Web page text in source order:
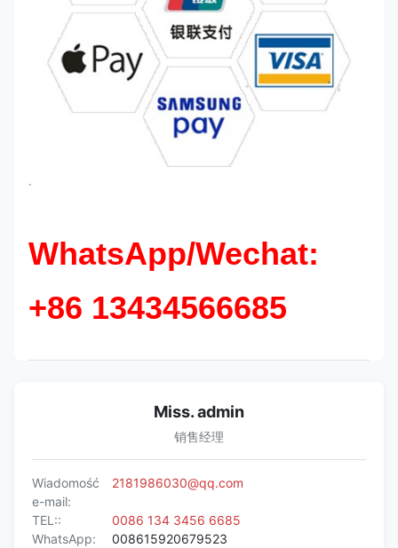
`
WhatsApp/Wechat:
+86 13434566685
Miss. admin
销售经理
Wiadomość
e-mail:
2181986030@qq.com
TEL::
0086 134 3456 6685
WhatsApp:
008615920679523